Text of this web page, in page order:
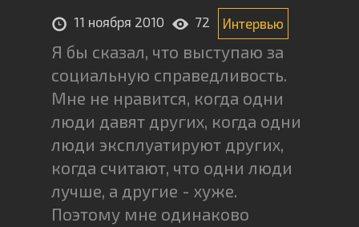
11 ноября 2010 72 Интервью
Я бы сказал, что выступаю за
социальную справедливость.
Мне не нравится, когда одни
люди давят других, когда одни
люди эксплуатируют других,
когда считают, что одни люди
лучше, а другие - хуже.
Поэтому мне одинаково